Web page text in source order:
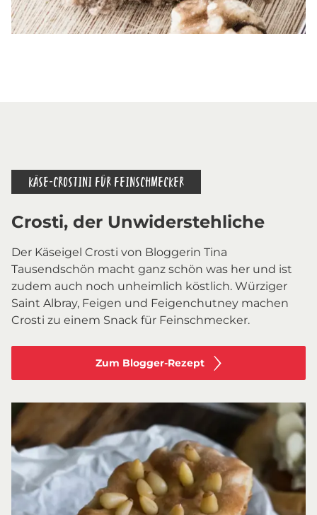
KÄSE-CROSTINI FÜR FEINSCHMECKER
Crosti, der Unwiderstehliche
Der Käseigel Crosti von Bloggerin Tina
Tausendschön macht ganz schön was her und ist
zudem auch noch unheimlich köstlich. Würziger
Saint Albray, Feigen und Feigenchutney machen
Crosti zu einem Snack für Feinschmecker.
Zum Blogger-Rezept